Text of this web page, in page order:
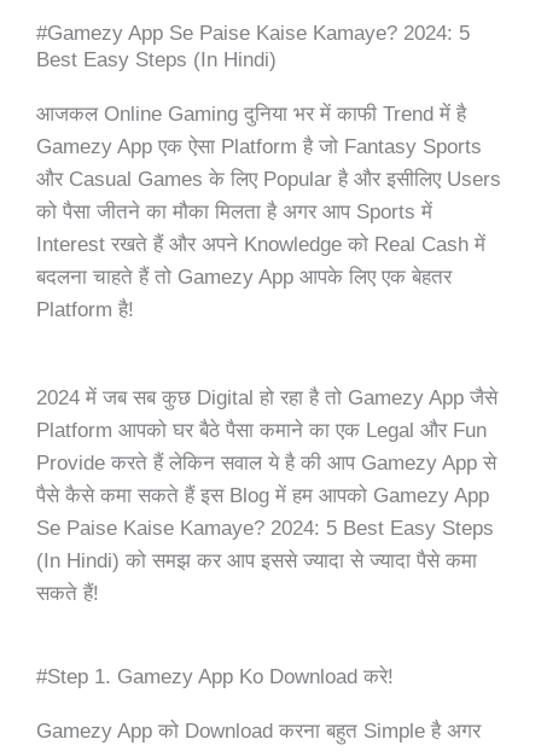
#Gamezy App Se Paise Kaise Kamaye? 2024: 5
Best Easy Steps (In Hindi)
आजकल Online Gaming दुनिया भर में काफी Trend में है
Gamezy App एक ऐसा Platform है जो Fantasy Sports
और Casual Games के लिए Popular है और इसीलिए Users
को पैसा जीतने का मौका मिलता है अगर आप Sports में
Interest रखते हैं और अपने Knowledge को Real Cash में
बदलना चाहते हैं तो Gamezy App आपके लिए एक बेहतर
Platform है!
2024 में जब सब कुछ Digital हो रहा है तो Gamezy App जैसे
Platform आपको घर बैठे पैसा कमाने का एक Legal और Fun
Provide करते हैं लेकिन सवाल ये है की आप Gamezy App से
पैसे कैसे कमा सकते हैं इस Blog में हम आपको Gamezy App
Se Paise Kaise Kamaye? 2024: 5 Best Easy Steps
(In Hindi) को समझ करआप इससे ज्यादा से ज्यादा पैसे कमा
सकते हैं!
#Step 1. Gamezy App Ko Download करे!
Gamezy App को Download करना बहुत Simple है अगर